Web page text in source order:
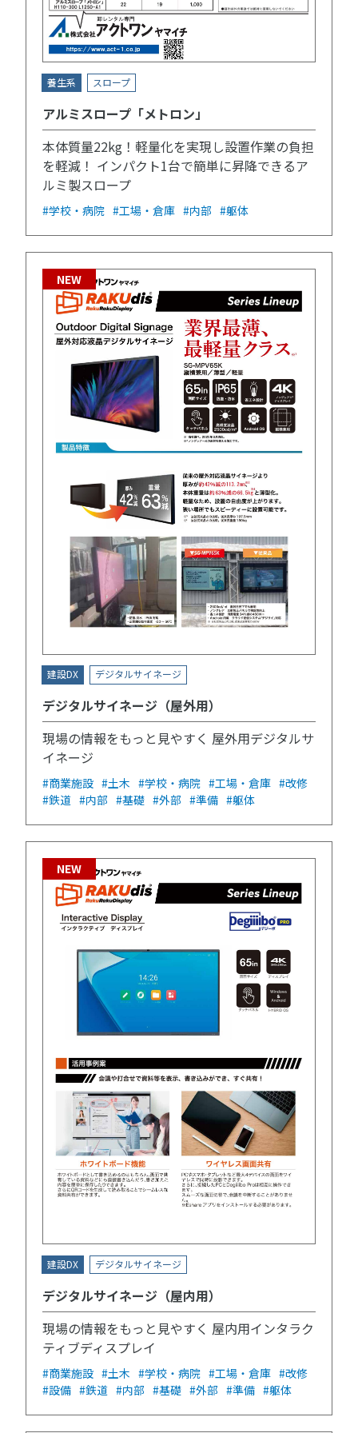
養生系 スロープ
アルミスロープ「メトロン」
本体質量22kg！軽量化を実現し設置作業の負担
を軽減！ インパクト1台で簡単に昇降できるア
ルミ製スロープ
#学校・病院 #工場・倉庫 #内部 #躯体
NEW
建設DX デジタルサイネージ
デジタルサイネージ（屋外用）
現場の情報をもっと見やすく 屋外用デジタルサ
イネージ
#商業施設 #土木 #学校・病院 #工場・倉庫 #改修
#鉄道 #内部 #基礎 #外部 #準備 #躯体
NEW
建設DX デジタルサイネージ
デジタルサイネージ（屋内用）
現場の情報をもっと見やすく 屋内用インタラク
ティブディスプレイ
#商業施設 #土木 #学校・病院 #工場・倉庫 #改修
#設備 #鉄道 #内部 #基礎 #外部 #準備 #躯体